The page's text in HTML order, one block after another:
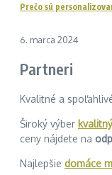
Prečo sú
6. marca 2024
Partneri
Kvalitné a
Široký výber
ceny nájdete na
Najlepšie domáce